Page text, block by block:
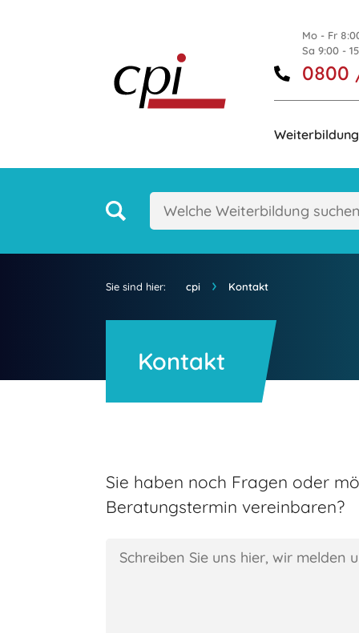
Mo - Fr
Sa 9:00 -
0800
Weiterbildung
Sie sind hier: cpi Kontakt
Kontakt
Sie haben noch Fragen oder
Beratungstermin vereinbaren?